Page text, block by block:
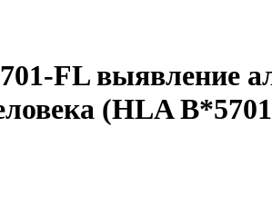
FL выявление
(HLA